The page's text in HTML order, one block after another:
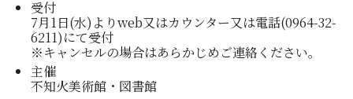
受付
7月1日(水)よりweb又はカウンター又は電話(0964-32-
6211)にて受付
※キャンセルの場合はあらかじめご連絡ください。
主催
不知火美術館・図書館